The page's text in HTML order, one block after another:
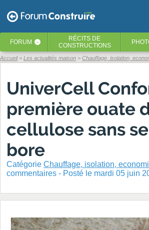
FORUM ‹ RÉCITS DE
CONSTRUCTIONS
Accueil Les actualités maison Chauffage, isolation,
UniverCell
première ouate
cellulose sans
bore
Catégorie Chauffage, isolation,
commentaires - Posté le mardi 05 juin